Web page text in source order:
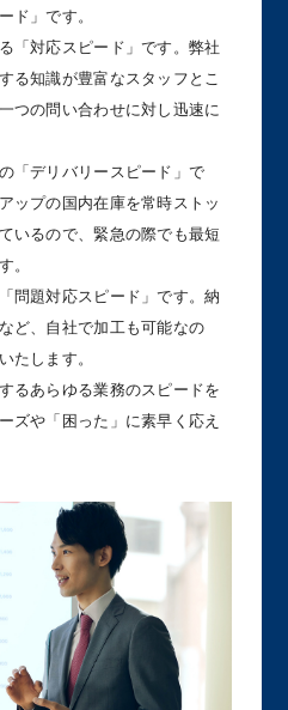
ド」です。
「対応スピード」です。弊社
る知識が豊富なスタッフとこ
つの問い合わせに対し迅速に
「デリバリースピード」で
ップの国内在庫を常時ストッ
いるので、緊急の際でも最短
。
問題対応スピード」です。納
ど、自社で加工も可能なの
たします。
るあらゆる業務のスピードを
ズや「困った」に素早く応え